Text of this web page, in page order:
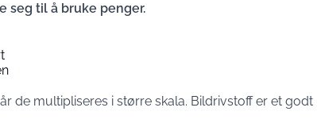
seg til å bruke penger.
de multipliseres i større skala. Bildrivstoff er et godt